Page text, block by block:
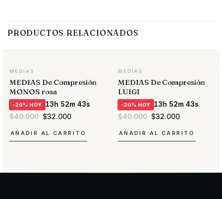
PRODUCTOS RELACIONADOS
MEDIAS
MEDIAS De Compresión
MONOS rosa
-20% HOY 13h 52m 42s
$40.000 El
precio
original
era:
$40.000.
$32.000El
actual
es:
$32.000.
AÑADIR AL CARRITO
MEDIAS
MEDIAS De Compresión
LUIGI
-20% HOY 13h 52m 42s
$40.000 El
precio
original
era:
$40.000.
$32.000El
actual
es:
$32.000.
AÑADIR AL CARRITO